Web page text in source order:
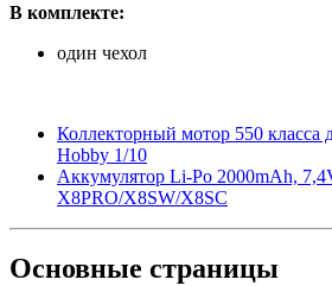
В комплекте:
один чехол
Коллекторный мотор 550 класса
Hobby 1/10
Аккумулятор Li-Po 2000mAh,
X8PRO/X8SW/X8SC
Основные страницы